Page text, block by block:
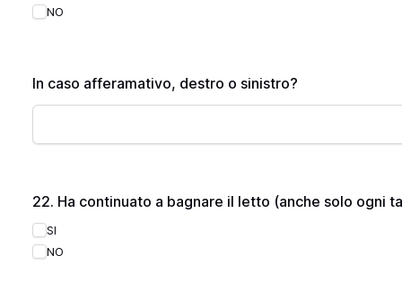
NO
In caso afferamativo, destro o sinistro?
22. Ha continuato a bagnare il letto (anche solo ogni
SI
NO